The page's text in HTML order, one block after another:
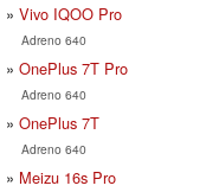
Vivo IQOO Pro
Adreno 640
OnePlus 7T Pro
Adreno 640
OnePlus 7T
Adreno 640
Meizu 16s Pro